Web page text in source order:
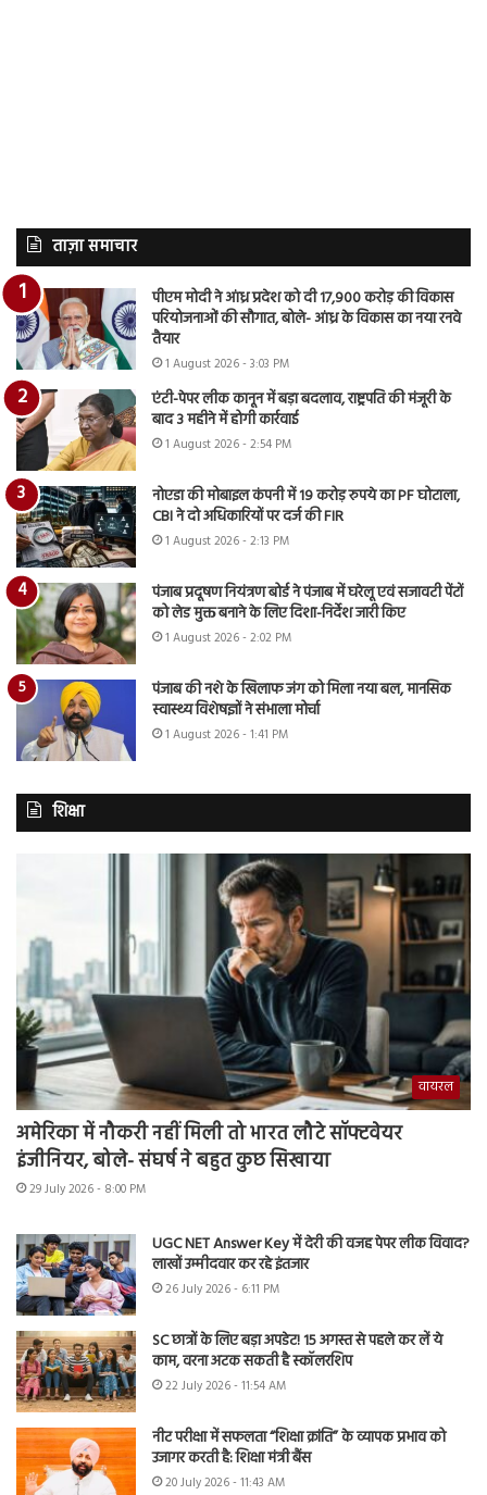
ताज़ा समाचार
पीएम मोदी ने आंध्र प्रदेश को दी 17,900 करोड़ की विकास
परियोजनाओं की सौगात, बोले- आंध्र के विकास का नया रनवे
तैयार
1 August 2026 - 3:03 PM
एंटी-पेपर लीक कानून में बड़ा बदलाव, राष्ट्रपति की मंजूरी के
बाद 3 महीने में होगी कार्रवाई
1 August 2026 - 2:54 PM
नोएडा की मोबाइल कंपनी में 19 करोड़ रुपये का PF घोटाला,
CBI ने दो अधिकारियों पर दर्ज की FIR
1 August 2026 - 2:13 PM
पंजाब प्रदूषण नियंत्रण बोर्ड ने पंजाब में घरेलू एवं सजावटी पेंटों
को लेड मुक्त बनाने के लिए दिशा-निर्देश जारी किए
1 August 2026 - 2:02 PM
पंजाब की नशे के खिलाफ जंग को मिला नया बल, मानसिक
स्वास्थ्य विशेषज्ञों ने संभाला मोर्चा
1 August 2026 - 1:41 PM
शिक्षा
वायरल
अमेरिका में नौकरी नहीं मिली तो भारत लौटे सॉफ्टवेयर
इंजीनियर, बोले- संघर्ष ने बहुत कुछ सिखाया
29 July 2026 - 8:00 PM
UGC NET Answer Key में देरी की वजह पेपर लीक विवाद?
लाखों उम्मीदवार कर रहे इंतजार
26 July 2026 - 6:11 PM
SC छात्रों के लिए बड़ा अपडेट! 15 अगस्त से पहले कर लें ये
काम, वरना अटक सकती है स्कॉलरशिप
22 July 2026 - 11:54 AM
नीट परीक्षा में सफलता “शिक्षा क्रांति” के व्यापक प्रभाव को
उजागर करती है: शिक्षा मंत्री बैंस
20 July 2026 - 11:43 AM